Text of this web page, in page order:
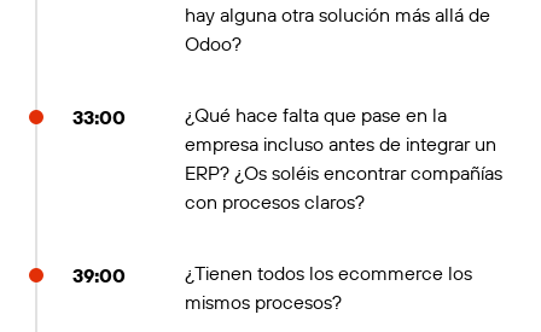
hay alguna otra solución más allá de
Odoo?
33:00
¿Qué hace falta que pase en la
empresa incluso antes de integrar un
ERP? ¿Os soléis encontrar compañías
con procesos claros?
39:00
¿Tienen todos los ecommerce los
mismos procesos?